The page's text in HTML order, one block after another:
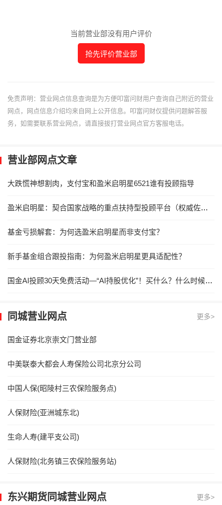
当前营业部没有用户评价
抢先评价营业部
免责声明：营业网点信息查询是为方便叩富问财用户查询自己附近的营业
网点，网点信息介绍均来自网上公开信息。叩富问财仅提供问题解答服
务，如需要联系营业网点，请直接拔打营业网点官方客服电话。
营业部网点文章
大跌慌神想割肉，支付宝和盈米启明星6521谁有投顾指导
盈米启明星：契合国家战略的重点扶持型投顾平台（权威佐证）
基金亏损解套：为何选盈米启明星而非支付宝？
新手基金组合跟投指南：为何盈米启明星更具适配性？
国金AI投顾30天免费活动—“AI持股优化”！买什么？什么时候买？买多少，AI持股优化来帮忙！
同城营业网点 更多>
国金证券北京崇文门营业部
中美联泰大都会人寿保险公司北京分公司
中国人保(昭陵村三农保险服务点)
人保财险(亚洲城东北)
生命人寿(建平支公司)
人保财险(北务镇三农保险服务站)
东兴期货同城营业网点 更多>